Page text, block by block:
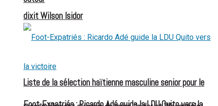
dixit Wilson Isidor
Liste de la sélection haïtienne masculine senior pour le